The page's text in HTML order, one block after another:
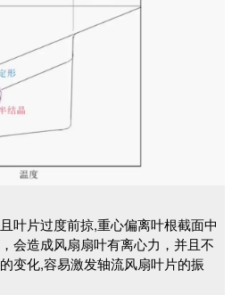
叶片过度前掠,重心偏离叶根截面中
会造成风扇扇叶有离心力，并且不
变化,容易激发轴流风扇叶片的振